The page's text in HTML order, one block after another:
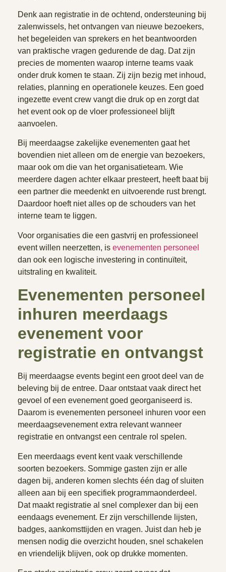
Denk aan registratie in de ochtend, ondersteuning bij
zalenwissels, het ontvangen van nieuwe bezoekers,
het begeleiden van sprekers en het beantwoorden
van praktische vragen gedurende de dag. Dat zijn
precies de momenten waarop interne teams vaak
onder druk komen te staan. Zij zijn bezig met inhoud,
relaties, planning en operationele keuzes. Een goed
ingezette event crew vangt die druk op en zorgt dat
het event ook op de vloer professioneel blijft
aanvoelen.
Bij meerdaagse zakelijke evenementen gaat het
bovendien niet alleen om de energie van bezoekers,
maar ook om die van het organisatieteam. Wie
meerdere dagen achter elkaar presteert, heeft baat bij
een partner die meedenkt en uitvoerende rust brengt.
Daardoor hoeft niet alles op de schouders van het
interne team te liggen.
Voor organisaties die een gastvrij en professioneel
event willen neerzetten, is evenementen personeel
dan ook een logische investering in continuïteit,
uitstraling en kwaliteit.
Evenementen personeel
inhuren meerdaags
evenement voor
registratie en ontvangst
Bij meerdaagse events begint een groot deel van de
beleving bij de entree. Daar ontstaat vaak direct het
gevoel of een evenement goed georganiseerd is.
Daarom is evenementen personeel inhuren voor een
meerdaagsevenement extra relevant wanneer
registratie en ontvangst een centrale rol spelen.
Een meerdaags event kent vaak verschillende
soorten bezoekers. Sommige gasten zijn er alle
dagen bij, anderen komen slechts één dag of sluiten
alleen aan bij een specifiek programmaonderdeel.
Dat maakt registratie al snel complexer dan bij een
eendaags evenement. Er zijn verschillende lijsten,
badges, aankomsttijden en vragen. Juist dan heb je
mensen nodig die overzicht houden, snel schakelen
en vriendelijk blijven, ook op drukke momenten.